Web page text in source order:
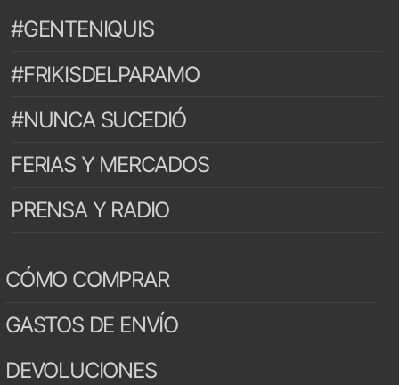
#GENTENIQUIS
#FRIKISDELPARAMO
#NUNCA SUCEDIÓ
FERIAS Y MERCADOS
PRENSA Y RADIO
CÓMO COMPRAR
GASTOS DE ENVÍO
DEVOLUCIONES